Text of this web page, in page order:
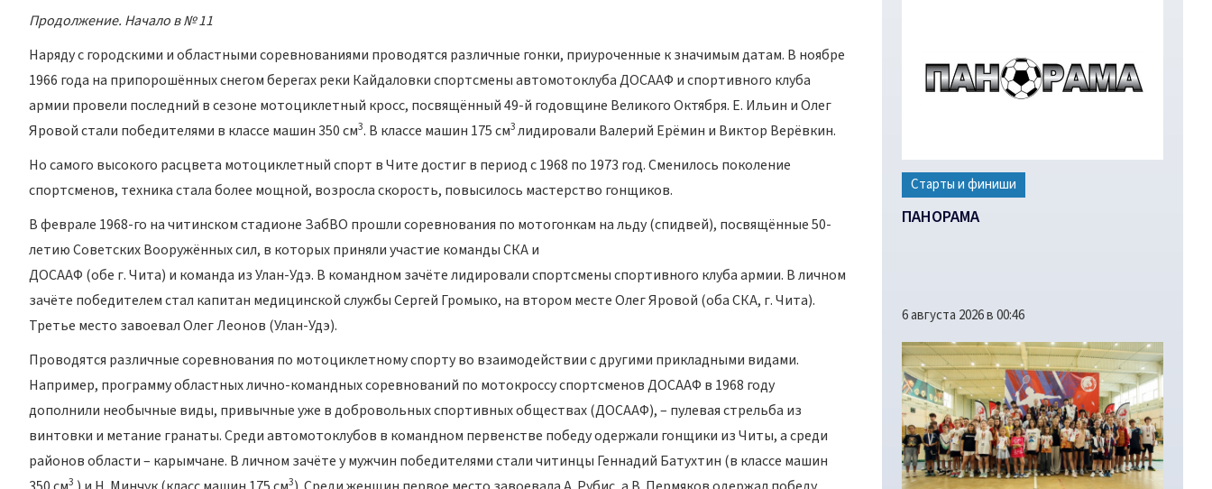
Продолжение. Начало в № 11
Наряду с городскими и областными соревнованиями проводятся различные гонки, приуроченные к значимым датам. В ноябре
1966 года на припорошённых снегом берегах реки Кайдаловки спортсмены автомотоклуба ДОСААФ и спортивного клуба
армии провели последний в сезоне мотоциклетный кросс, посвящённый 49-й годовщине Великого Октября. Е. Ильин и Олег
Яровой стали победителями в классе машин 350 см3. В классе машин 175 см3лидировали Валерий Ерёмин и Виктор Верёвкин.
Но самого высокого расцвета мотоциклетный спорт в Чите достиг в период с 1968 по 1973 год. Сменилось поколение
спортсменов, техника стала более мощной, возросла скорость, повысилось мастерство гонщиков.
В феврале 1968-го на читинском стадионе ЗабВО прошли соревнования по мотогонкам на льду (спидвей), посвящённые 50-
летию Советских Вооружённых сил, в которых приняли участие команды СКА и
ДОСААФ (обе г. Чита) и команда из Улан-Удэ. В командном зачёте лидировали спортсмены спортивного клуба армии. В личном
зачёте победителем стал капитан медицинской службы Сергей Громыко, на втором месте Олег Яровой (оба СКА, г. Чита).
Третье место завоевал Олег Леонов (Улан-Удэ).
Проводятся различные соревнования по мотоциклетному спорту во взаимодействии с другими прикладными видами.
Например, программу областных лично-командных соревнований по мотокроссу спортсменов ДОСААФ в 1968 году
дополнили необычные виды, привычные уже в добровольных спортивных обществах (ДОСААФ), – пулевая стрельба из
винтовки и метание гранаты. Среди автомотоклубов в командном первенстве победу одержали гонщики из Читы, а среди
районов области – карымчане. В личном зачёте у мужчин победителями стали читинцы Геннадий Батухтин (в классе машин
3 3
Старты и финиши
ПАНОРАМА
6 августа 2026 в 00:46